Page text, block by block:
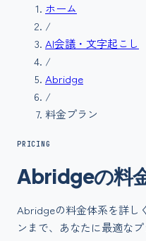
ホーム
/
AI会議・文字起こし
/
Abridge
/
料金プラン
PRICING
Abridgeの料
Abridgeの料金体系を詳し
ンまで、あなたに最適なプ